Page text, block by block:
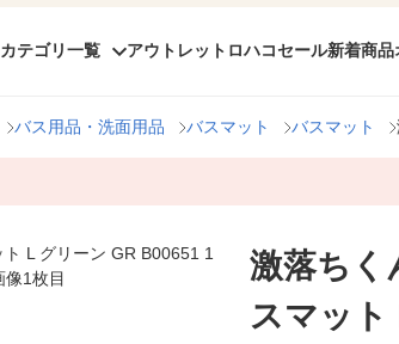
カテゴリ一覧 アウトレット ロハコセール新着商品
バス用品・洗面用品 バスマット バスマット
激落ちく
スマット